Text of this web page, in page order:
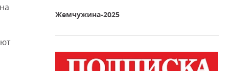
видео
Жемчужина-2025